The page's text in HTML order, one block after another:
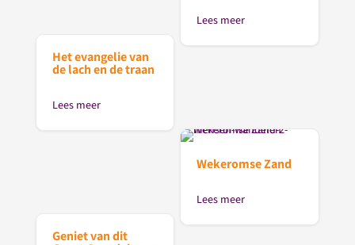
Lees meer
Het evangelie van
de lach en de traan
Lees meer
Wekeromse Zand
Lees meer
Geniet van dit